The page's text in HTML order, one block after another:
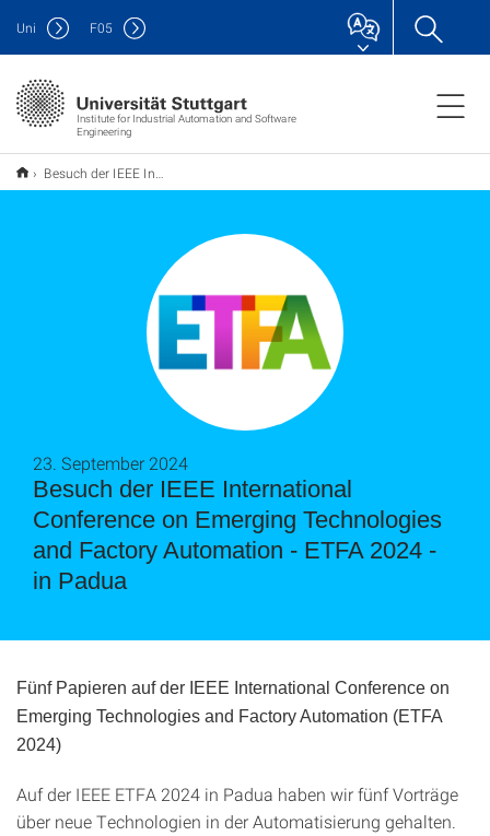
Institute for Industrial Automation and Software
Engineering
Uni F05
Besuch der IEEE International Conference on Emerging Technologies and Factory Automation - ETFA 2024 - in Padua
Besuch der IEEE International
Conference on Emerging Technologies
and Factory Automation - ETFA 2024 -
in Padua
23. September 2024
Fünf Papieren auf der IEEE International Conference on
Emerging Technologies and Factory Automation (ETFA
2024)
Auf der IEEE ETFA 2024 in Padua haben wir fünf Vorträge
über neue Technologien in der Automatisierung gehalten.